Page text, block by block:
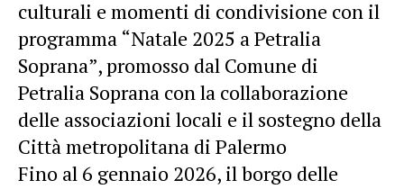
culturali e momenti di condivisione con il
programma “Natale 2025 a Petralia
Soprana”, promosso dal Comune di
Petralia Soprana con la collaborazione
delle associazioni locali e il sostegno della
Città metropolitana di Palermo
Fino al 6 gennaio 2026, il borgo delle